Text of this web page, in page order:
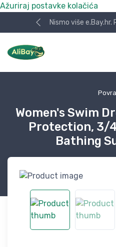
Ažuriraj postavke kolačića
Nismo više
Women's Swim
Protection, 3/
Bathing